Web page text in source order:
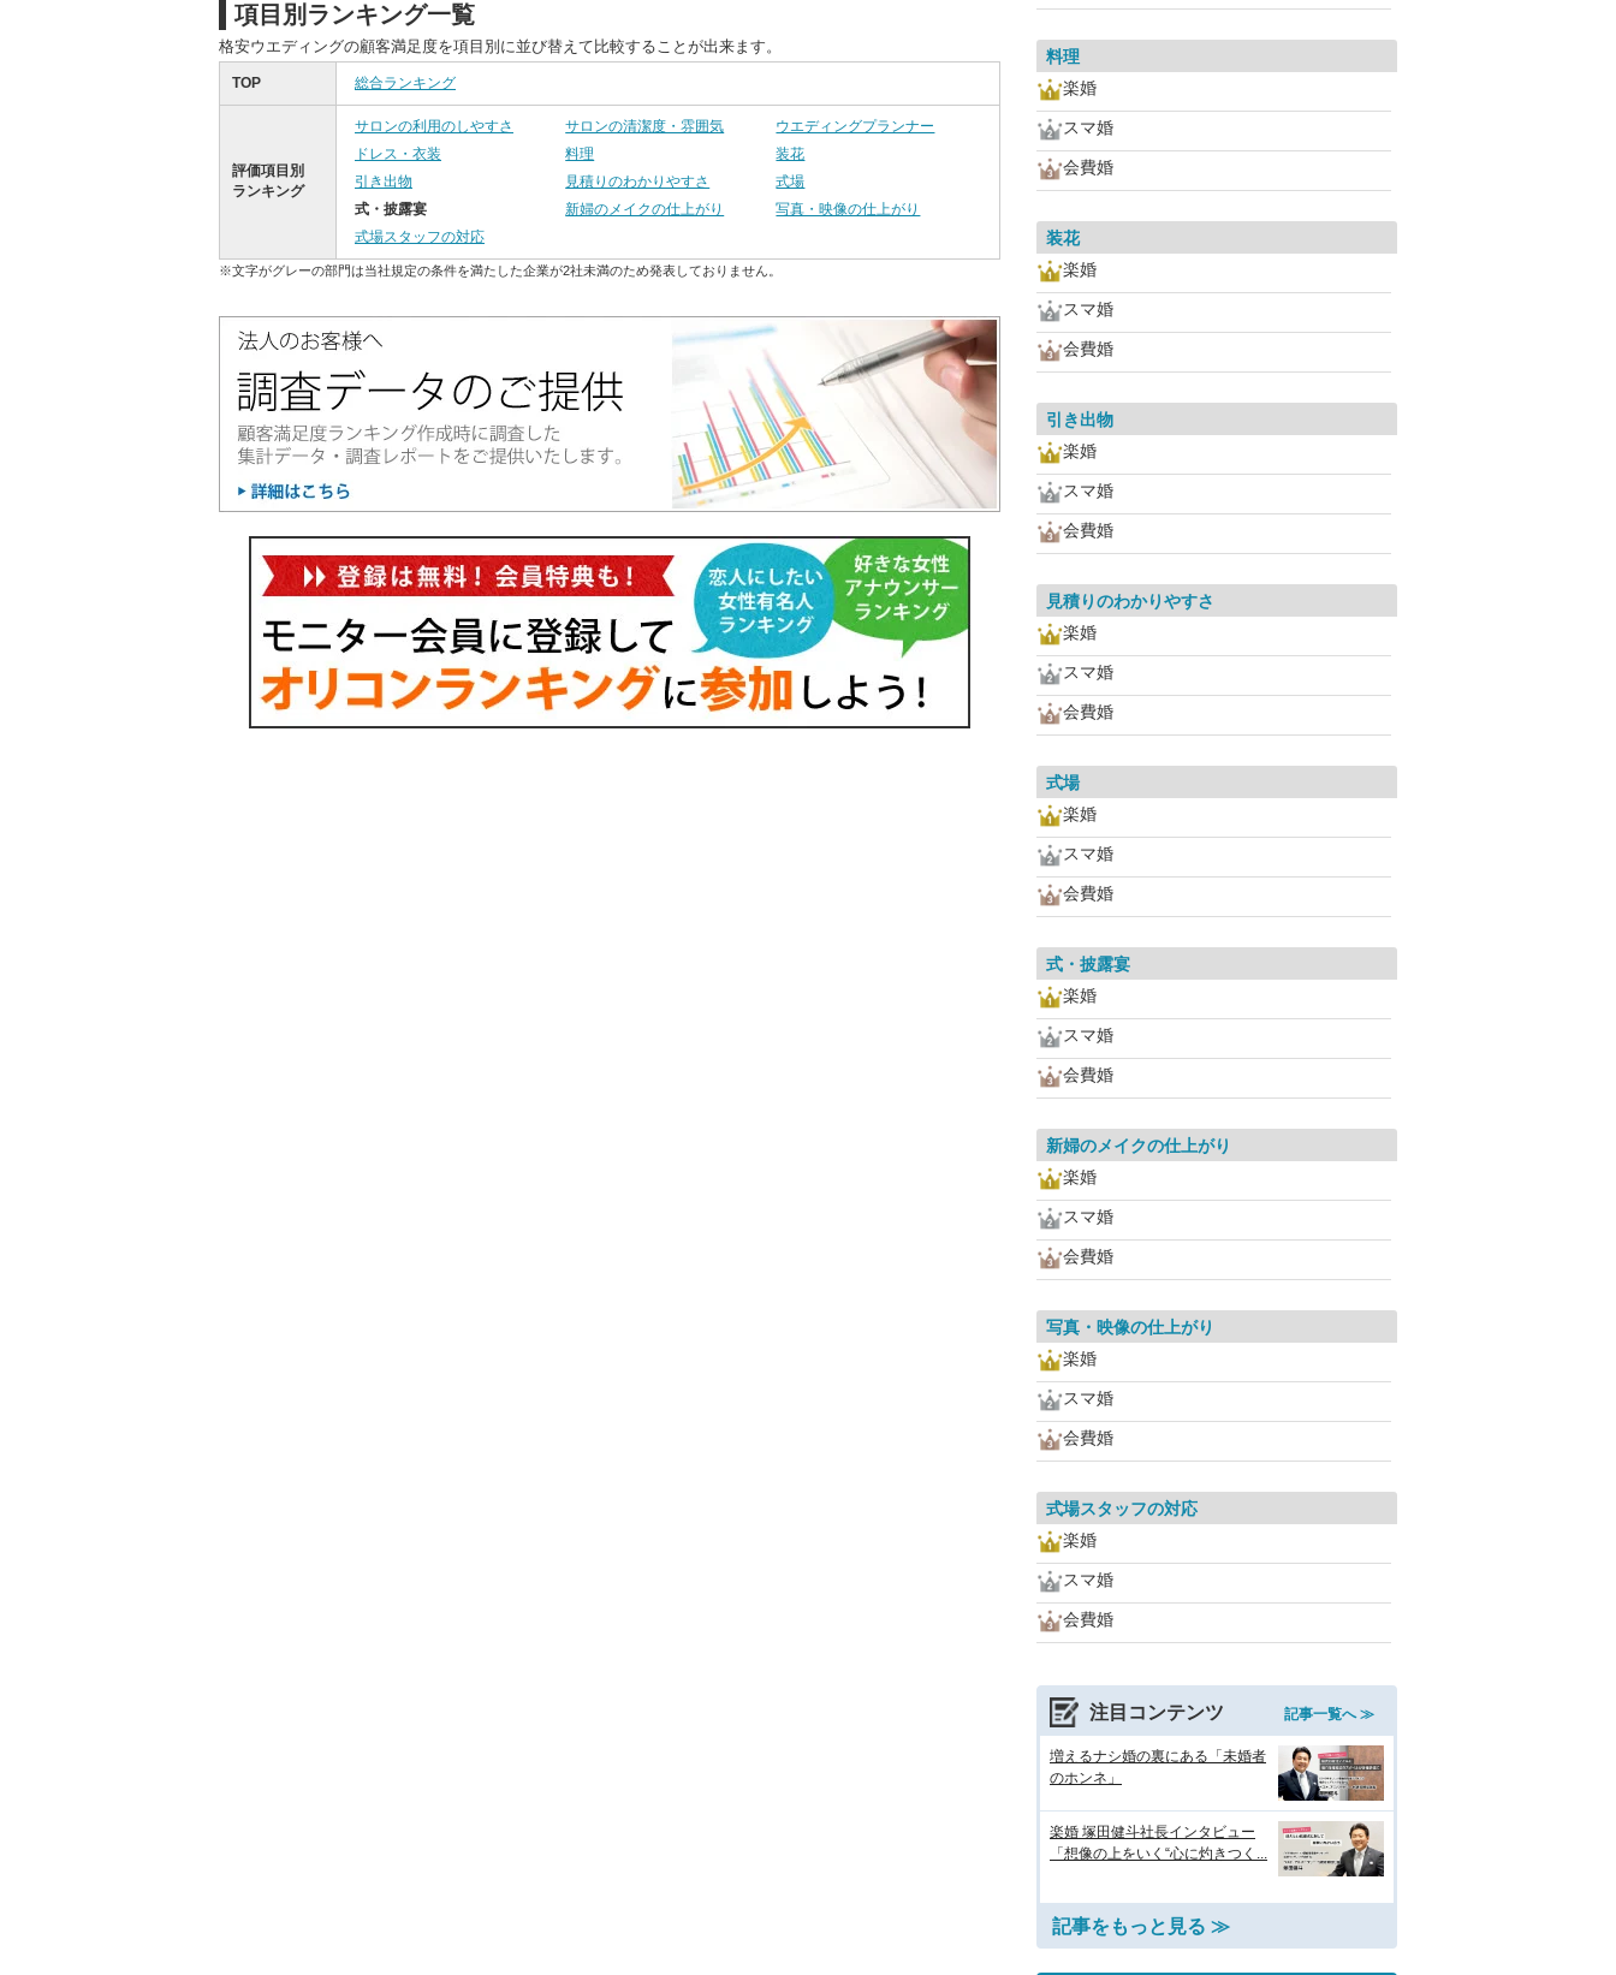
項目別ランキング一覧
格安ウエディングの顧客満足度を項目別に並び替えて比較することが出来ます。
TOP 総合ランキング
評価項目別
ランキング
サロンの利用のしやすさ サロンの清潔度・雰囲気
ウエディングプランナー
ドレス・衣装
料理
装花
引き出物
見積りのわかりやすさ
式場
式・披露宴
新婦のメイクの仕上がり
写真・映像の仕上がり
式場スタッフの対応
※文字がグレーの部門は当社規定の条件を満たした企業が2社未満のため発表しておりません。
料理
楽婚
スマ婚
会費婚
装花
楽婚
スマ婚
会費婚
引き出物
楽婚
スマ婚
会費婚
見積りのわかりやすさ
楽婚
スマ婚
会費婚
式場
楽婚
スマ婚
会費婚
式・披露宴
楽婚
スマ婚
会費婚
新婦のメイクの仕上がり
楽婚
スマ婚
会費婚
写真・映像の仕上がり
楽婚
スマ婚
会費婚
式場スタッフの対応
楽婚
スマ婚
会費婚
注目コンテンツ 記事一覧へ ≫
増えるナシ婚の裏にある「未婚者
のホンネ」
楽婚 塚田健斗社長インタビュー
「想像の上をいく“心に灼きつく...
記事をもっと見る ≫